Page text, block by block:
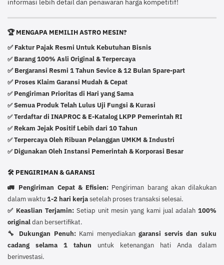
informasi lebih detail dan penawaran harga kompetitif!
🏆 MENGAPA MEMILIH ASTRO MESIN?
✅ Faktur Pajak Resmi Untuk Kebutuhan Bisnis
✅ Barang 100% Asli Original & Terpercaya
✅ Bergaransi Resmi 1 Tahun Sevice & 12 Bulan Spare-part
✅ Proses Klaim Garansi Mudah & Cepat
✅ Pengiriman Prioritas di Hari yang Sama
✅Semua Produk Telah Lulus Uji Fungsi & Kurasi
✅Terdaftar di INAPROC & E-Katalog LKPP Pemerintah RI
✅ Rekam Jejak Positif Lebih dari 10 Tahun
✅Terpercaya Oleh Ribuan Pelanggan UMKM & Industri
✅ Digunakan Oleh Instansi Pemerintah & Korporasi Besar
🛠️ PENGIRIMAN & GARANSI
🚛 Pengiriman Cepat & Efisien: Pengiriman barang akan dilakukan
dalam waktu1-2 hari kerjasetelah proses transaksi selesai.
✅ Keaslian Terjamin: Setiap unit mesin yang kami jual adalah100%
originaldan bersertifikat.
🔧 Dukungan Penuh:Kami menyediakangaransi servis dan suku
cadang selama 1 tahun untuk ketenangan hati Anda dalam
berinvestasi.